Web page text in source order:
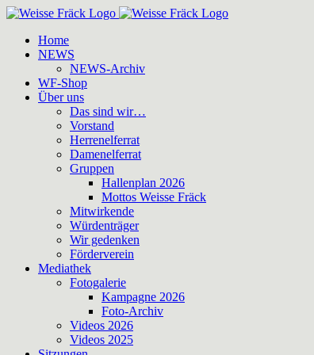
Zum
springenHome
NEWS
NEWS-Archiv
WF-Shop
Über uns
Das sind wir…
Vorstand
Herrenelferrat
Damenelferrat
Gruppen
Hallenplan 2026
Mottos Weisse Fräck
Mitwirkende
Würdenträger
Wir gedenken
Förderverein
Mediathek
Fotogalerie
Kampagne 2026
Foto-Archiv
Videos 2026
Videos 2025